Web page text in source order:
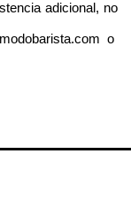
adicional, no
o